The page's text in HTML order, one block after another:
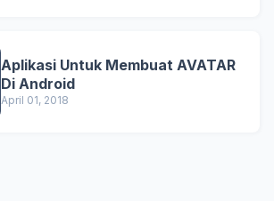
Aplikasi Untuk Membuat AVATAR
Di Android
April 01, 2018